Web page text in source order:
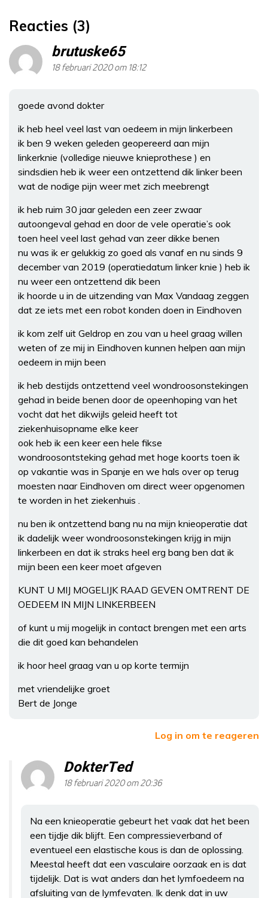
Reacties (3)
brutuske65
18 februari 2020 om 18:12
goede avond dokter
ik heb heel veel last van oedeem in mijn linkerbeen
ik ben 9 weken geleden geopereerd aan mijn
linkerknie (volledige nieuwe knieprothese ) en
sindsdien heb ik weer een ontzettend dik linker been
wat de nodige pijn weer met zich meebrengt
ik heb ruim 30 jaar geleden een zeer zwaar
autoongeval gehad en door de vele operatie’s ook
toen heel veel last gehad van zeer dikke benen
nu was ik er gelukkig zo goed als vanaf en nu sinds 9
december van 2019 (operatiedatum linker knie ) heb ik
nu weer een ontzettend dik been
ik hoorde u in de uitzending van Max Vandaag zeggen
dat ze iets met een robot konden doen in Eindhoven
ik kom zelf uit Geldrop en zou van u heel graag willen
weten of ze mij in Eindhoven kunnen helpen aan mijn
oedeem in mijn been
ik heb destijds ontzettend veel wondroosonstekingen
gehad in beide benen door de opeenhoping van het
vocht dat het dikwijls geleid heeft tot
ziekenhuisopname elke keer
ook heb ik een keer een hele fikse
wondroosontsteking gehad met hoge koorts toen ik
op vakantie was in Spanje en we hals over op terug
moesten naar Eindhoven om direct weer opgenomen
te worden in het ziekenhuis .
nu ben ik ontzettend bang nu na mijn knieoperatie dat
ik dadelijk weer wondroosonstekingen krijg in mijn
linkerbeen en dat ik straks heel erg bang ben dat ik
mijn been een keer moet afgeven
KUNT U MIJ MOGELIJK RAAD GEVEN OMTRENT DE
OEDEEM IN MIJN LINKERBEEN
of kunt u mij mogelijk in contact brengen met een arts
die dit goed kan behandelen
ik hoor heel graag van u op korte termijn
met vriendelijke groet
Bert de Jonge
Log in om te reageren
DokterTed
18 februari 2020 om 20:36
Na een knieoperatie gebeurt het vaak dat het been
een tijdje dik blijft. Een compressieverband of
eventueel een elastische kous is dan de oplossing.
Meestal heeft dat een vasculaire oorzaak en is dat
tijdelijk. Dat is wat anders dan het lymfoedeem na
afsluiting van de lymfevaten. Ik denk dat in uw